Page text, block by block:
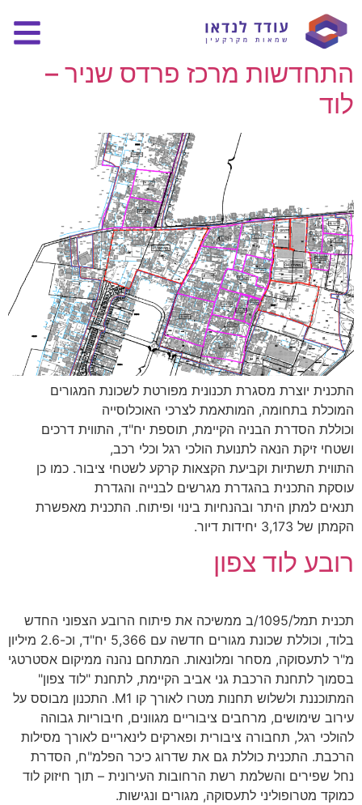
Location:
התחדשות מרכז פרדס שניר –
לוד
התכנית יוצרת מסגרת תכנונית מפורטת לשכונת המגורים
המוכלת בתחומה, המותאמת לצרכי האוכלוסייה
וכוללת הסדרת הבניה הקיימת, תוספת יח"ד, התווית דרכים
ושטחי זיקת הנאה לתנועת הולכי רגל וכלי רכב,
התווית תשתיות וקביעת הקצאות קרקע לשטחי ציבור. כמו כן
עוסקת התכנית בהגדרת מגרשים לבנייה והגדרת
תנאים למתן היתר ובהנחיות בינוי ופיתוח. התכנית מאפשרת
הקמתן של 3,173 יחידות דיור.
רובע לוד צפון
תכנית תמל/1095/ב ממשיכה את פיתוח הרובע הצפוני החדש
בלוד, וכוללת שכונת מגורים חדשה עם 5,366 יח"ד, וכ-2.6 מיליון
מ"ר לתעסוקה, מסחר ומלונאות. המתחם נהנה ממיקום אסטרטגי
בסמוך לתחנת הרכבת גני אביב הקיימת, לתחנת "לוד צפון"
המתוכננת ולשלוש תחנות מטרו לאורך קו M1. התכנון מבוסס על
עירוב שימושים, מרחבים ציבוריים מגוונים, חיבוריות גבוהה
להולכי רגל, תחבורה ציבורית ופארקים לינאריים לאורך מסילות
הרכבת. התכנית כוללת גם את שדרוג כיכר הפלמ"ח, הסדרת
נחל שפירים והשלמת רשת הרחובות העירונית – תוך חיזוק לוד
כמוקד מטרופוליני לתעסוקה, מגורים ונגישות.